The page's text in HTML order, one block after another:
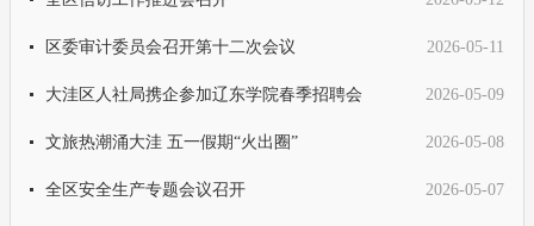
区委审计委员会召开第十二次会议 2026-05-11
大洼区人社局携企参加辽东学院春季招聘会 2026-05-09
文旅热潮涌大洼 五一假期“火出圈” 2026-05-08
全区安全生产专题会议召开 2026-05-07